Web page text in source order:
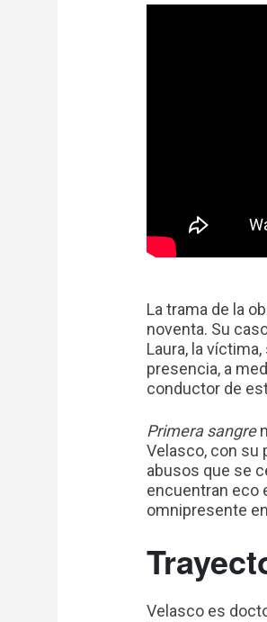
La trama de la
noventa. Su
Laura, la
presencia, a
conductor de
Primera sangre
Velasco, con su
abusos que se
encuentran eco
omnipresente
Velasco es